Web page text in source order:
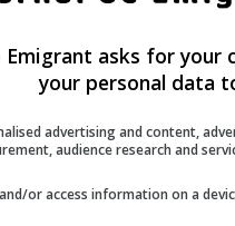
răniți
în
unei
Italia
urma
Emigrant asks for your
your personal data
advertising and content,
audience research and
or access information on a